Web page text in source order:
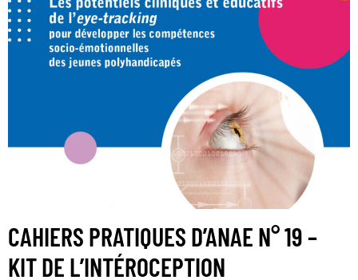
CAHIERS PRATIQUES D’ANAE N° 19 –
KIT DE L’INTÉROCEPTION